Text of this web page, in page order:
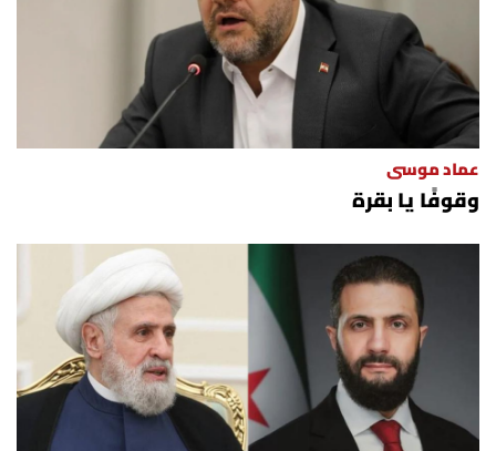
عماد موسى
وقوفًا يا بقرة